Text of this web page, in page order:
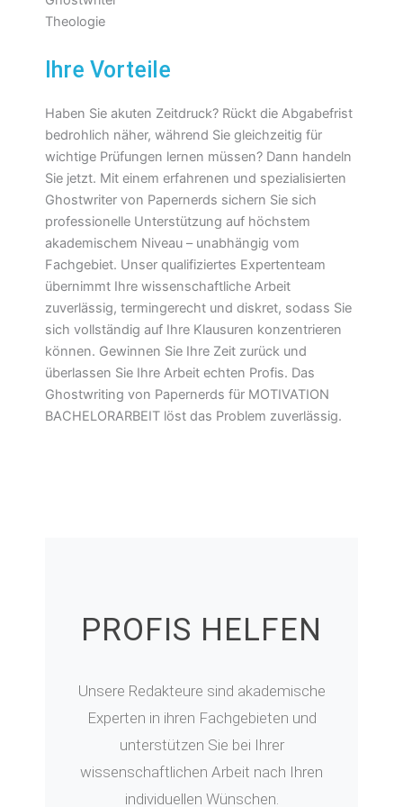
Ihre Vorteile
Haben Sie akuten Zeitdruck? Rückt die Abgabefrist
bedrohlich näher, während Sie gleichzeitig für
wichtige Prüfungen lernen müssen? Dann handeln
Sie jetzt. Mit einem erfahrenen und spezialisierten
Ghostwriter von Papernerds sichern Sie sich
professionelle Unterstützung auf höchstem
akademischem Niveau – unabhängig vom
Fachgebiet. Unser qualifiziertes Expertenteam
übernimmt Ihre wissenschaftliche Arbeit
zuverlässig, termingerecht und diskret, sodass Sie
sich vollständig auf Ihre Klausuren konzentrieren
können. Gewinnen Sie Ihre Zeit zurück und
überlassen Sie Ihre Arbeit echten Profis. Das
Ghostwriting von Papernerds für MOTIVATION
BACHELORARBEIT löst das Problem zuverlässig.
PROFIS HELFEN
Unsere Redakteure sind akademische
Experten in ihren Fachgebieten und
unterstützen Sie bei Ihrer
wissenschaftlichen Arbeit nach Ihren
individuellen Wünschen.